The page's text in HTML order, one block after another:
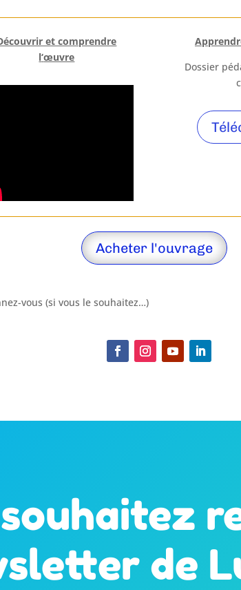
et comprendre
l‘œuvre
Dossier
Acheter l'ouvrage
vous (si vous le souhaitez…)
de